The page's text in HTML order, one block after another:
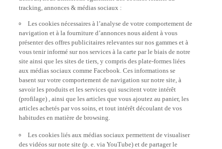
tracking, annonces & médias sociaux :
Les cookies nécessaires à l’analyse de votre comportement de
navigation et à la fourniture d’annonces nous aident à vous
présenter des offres publicitaires relevantes sur nos gammes et à
vous tenir informé sur nos services à la carte par le biais de notre
site ainsi que les sites de tiers, y compris des plate-formes liées
aux médias sociaux comme Facebook. Ces informations se
basent sur votre comportement de navigation sur notre site, à
savoir les produits et les services qui suscitent votre intérêt
(profilage) , ainsi que les articles que vous ajoutez au panier, les
articles achetés par vos soins, et tout intérêt découlant de vos
habitudes en matière de browsing.
Les cookies liés aux médias sociaux permettent de visualiser
des vidéos sur note site (p. e. via YouTube) et de partager le